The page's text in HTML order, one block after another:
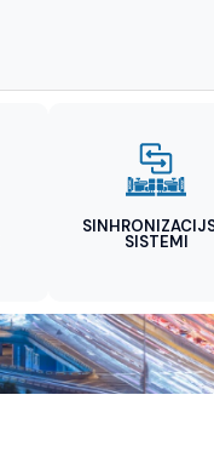
SISTEMI